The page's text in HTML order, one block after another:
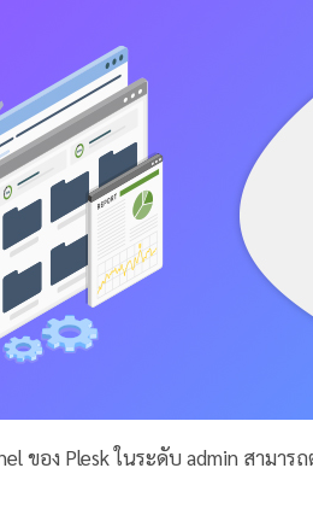
ของ Plesk ในระดับ admin สาม